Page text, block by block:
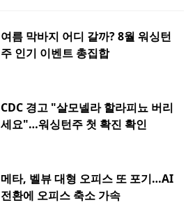
여름 막바지 어디 갈까? 8월 워싱턴
주 인기 이벤트 총집합
CDC 경고 "살모넬라 할라피뇨 버리
세요"…워싱턴주 첫 확진 확인
메타, 벨뷰 대형 오피스 또 포기…AI
전환에 오피스 축소 가속